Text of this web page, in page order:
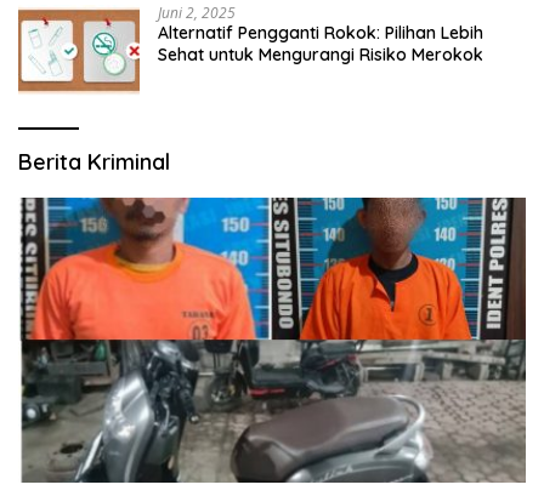
Juni 2, 2025
Alternatif Pengganti Rokok: Pilihan Lebih
Sehat untuk Mengurangi Risiko Merokok
Berita Kriminal